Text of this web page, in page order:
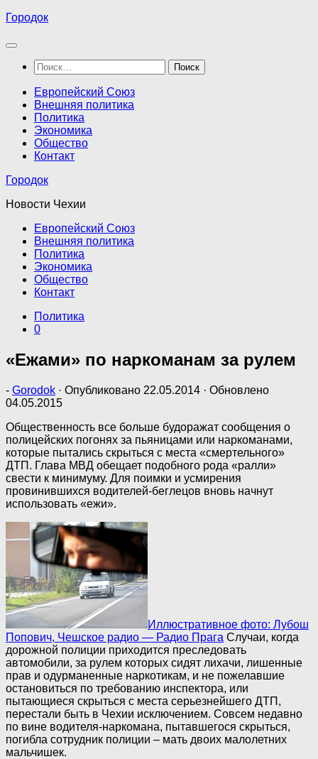
Перейти
содержимому
Городок
Найти:
Европейский Союз
Внешняя политика
Политика
Экономика
Общество
Контакт
Городок
Новости Чехии
Европейский Союз
Внешняя политика
Политика
Экономика
Общество
Контакт
Политика
0
«Ежами» по наркоманам за рулем
- Gorodok · Опубликовано 22.05.2014 · Обновлено
04.05.2015
Общественность все больше будоражат сообщения о
полицейских погонях за пьяницами или наркоманами,
которые пытались скрыться с места «смертельного»
ДТП. Глава МВД обещает подобного рода «ралли»
свести к минимуму. Для поимки и усмирения
провинившихся водителей-беглецов вновь начнут
использовать «ежи».
Иллюстративное фото: Лубош
Попович, Чешское радио — Радио Прага Случаи, когда
дорожной полиции приходится преследовать
автомобили, за рулем которых сидят лихачи, лишенные
прав и одурманенные наркотикам, и не пожелавшие
остановиться по требованию инспектора, или
пытающиеся скрыться с места серьезнейшего ДТП,
перестали быть в Чехии исключением. Совсем недавно
по вине водителя-наркомана, пытавшегося скрыться,
погибла сотрудник полиции – мать двоих малолетних
мальчишек.